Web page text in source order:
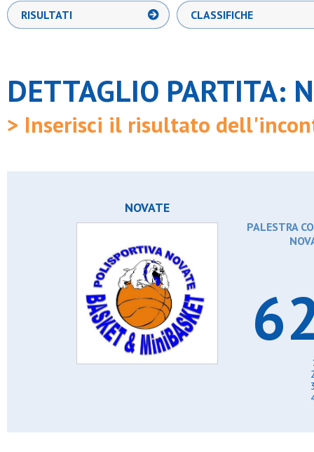
S.stefano
Samma
Sport piu'
RISULTATI CLASSIFICHE
DETTAGLIO PARTITA:
> Inserisci il risultato
NOVATE
PALESTRA